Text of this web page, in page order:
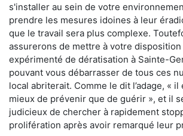
s'installer au sein de votre
prendre les mesures idoines à leur
que le travail sera plus complexe.
assurerons de mettre à votre
expérimenté de dératisation à Sainte-
pouvant vous débarrasser de tous ces
local abriterait. Comme le dit l’adage, «
mieux de prévenir que de guérir », et il
judicieux de chercher à rapidement
prolifération après avoir remarqué leur